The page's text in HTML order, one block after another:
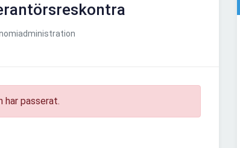
har passerat.